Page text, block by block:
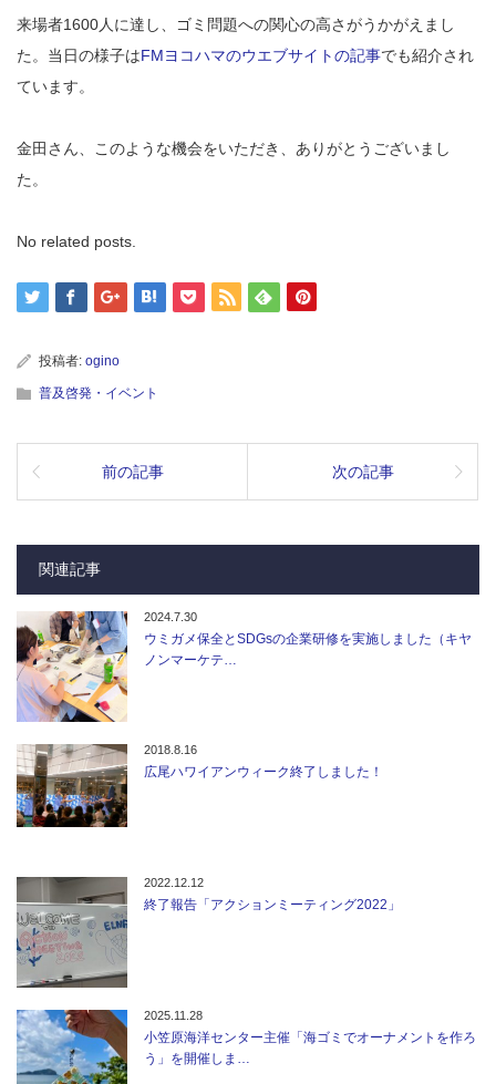
来場者1600人に達し、ゴミ問題への関心の高さがうかがえまし
た。当日の様子はFMヨコハマのウエブサイトの記事でも紹介され
ています。
金田さん、このような機会をいただき、ありがとうございまし
た。
No related posts.
投稿者: ogino
普及啓発・イベント
前の記事 次の記事
関連記事
2024.7.30
ウミガメ保全とSDGsの企業研修を実施しました（キヤ
ノンマーケテ…
2018.8.16
広尾ハワイアンウィーク終了しました！
2022.12.12
終了報告「アクションミーティング2022」
2025.11.28
小笠原海洋センター主催「海ゴミでオーナメントを作ろ
う」を開催しま…